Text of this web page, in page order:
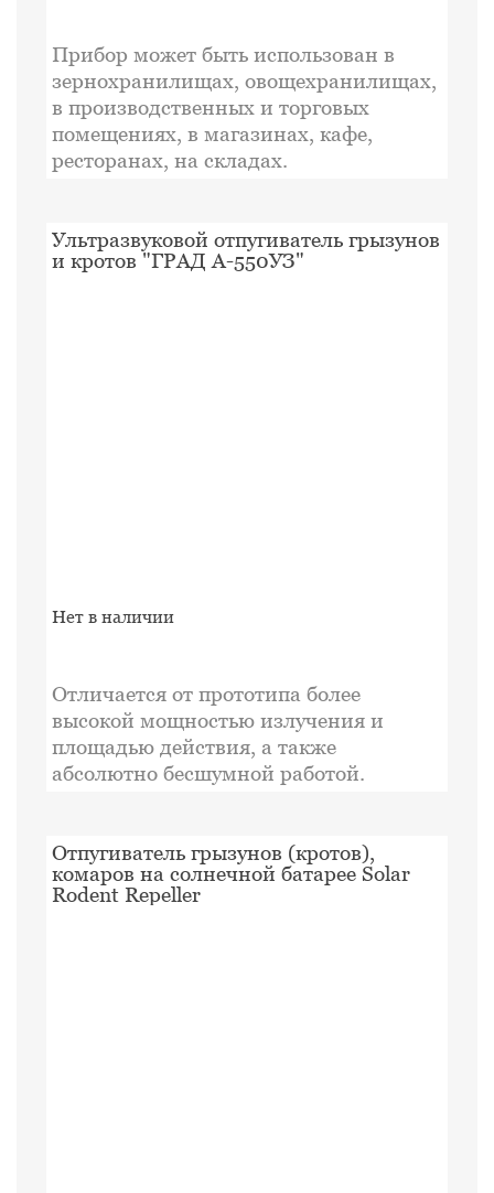
Прибор может быть использован в
зернохранилищах, овощехранилищах,
в производственных и торговых
помещениях, в магазинах, кафе,
ресторанах, на складах.
Ультразвуковой отпугиватель грызунов
и кротов "ГРАД А-550УЗ"
Нет в наличии
Отличается от прототипа более
высокой мощностью излучения и
площадью действия, а также
абсолютно бесшумной работой.
Отпугиватель грызунов (кротов),
комаров на солнечной батарее Solar
Rodent Repeller